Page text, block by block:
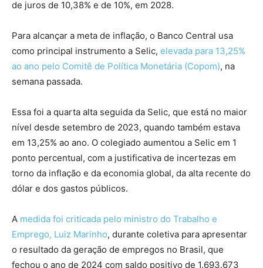
de juros de 10,38% e de 10%, em 2028.
Para alcançar a meta de inflação, o Banco Central usa
como principal instrumento a Selic, elevada para 13,25%
ao ano pelo Comitê de Política Monetária (Copom), na
semana passada.
Essa foi a quarta alta seguida da Selic, que está no maior
nível desde setembro de 2023, quando também estava
em 13,25% ao ano. O colegiado aumentou a Selic em 1
ponto percentual, com a justificativa de incertezas em
torno da inflação e da economia global, da alta recente do
dólar e dos gastos públicos.
A medida foi criticada pelo ministro do Trabalho e
Emprego, Luiz Marinho, durante coletiva para apresentar
o resultado da geração de empregos no Brasil, que
fechou o ano de 2024 com saldo positivo de 1.693.673